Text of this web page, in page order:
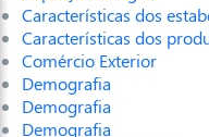
Características dos
Características dos
Comércio Exterior
Demografia
Demografia
Demografia